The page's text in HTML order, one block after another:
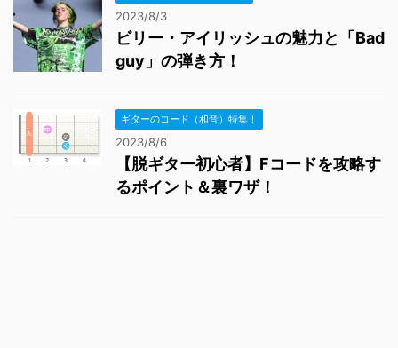
2023/8/3
ビリー・アイリッシュの魅力と「Bad
guy」の弾き方！
ギターのコード（和音）特集！
2023/8/6
【脱ギター初心者】Fコードを攻略す
るポイント＆裏ワザ！